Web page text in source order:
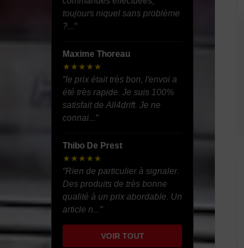
toujours niquel sans problème
?..."
Maxime Thoreau
★★★★★
"le prix était très bon, l'envoi a
été très rapide. Je suis 100%
satisfait de All4drift. Je ne
connai..."
Thibo De Prest
★★★★★
"Rien de particulier à signaler.
Des produits de très bonne
qualité à un prix abordable. Un
article n..."
VOIR TOUT